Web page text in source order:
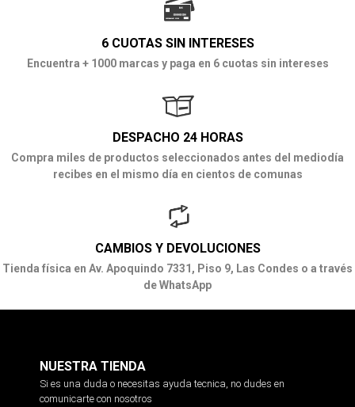
6 CUOTAS SIN INTERESES
Encuentra + 1000 marcas y paga en 6 cuotas sin intereses
DESPACHO 24 HORAS
Compra miles de productos seleccionados antes del mediodía
recibes en el mismo día en cientos de comunas
CAMBIOS Y DEVOLUCIONES
Tienda física en Av. Apoquindo 7331, Piso 9, Las Condes o a través
de WhatsApp
NUESTRA TIENDA
Si es una duda o necesitas ayuda tecnica, no dudes en
comunicarte con nosotros